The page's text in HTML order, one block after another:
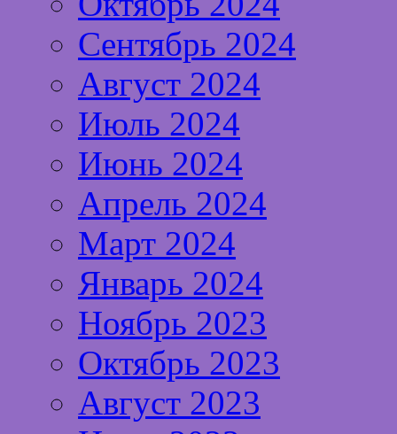
Сентябрь 2024
Август 2024
Июль 2024
Июнь 2024
Апрель 2024
Март 2024
Январь 2024
Ноябрь 2023
Октябрь 2023
Август 2023